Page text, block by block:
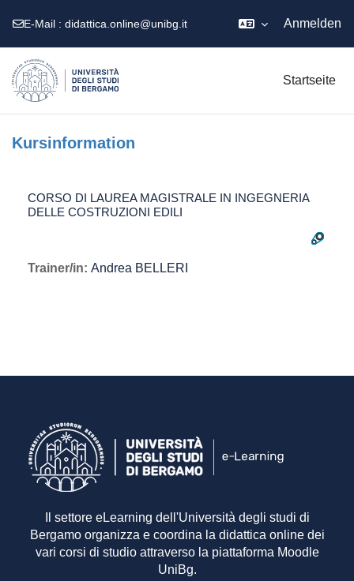
E-Mail : didattica.online@unibg.it Anmelden
Startseite
Kursinformation
CORSO DI LAUREA MAGISTRALE IN INGEGNERIA
DELLE COSTRUZIONI EDILI
Trainer/in: Andrea BELLERI
Il settore eLearning dell'Università degli studi di
Bergamo organizza e coordina la didattica online dei
vari corsi di studio attraverso la piattaforma Moodle
UniBg.